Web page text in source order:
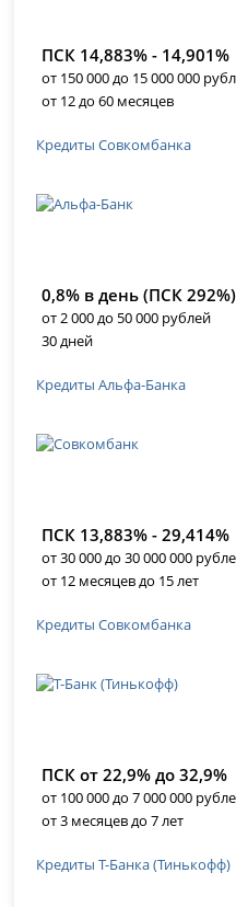
ПСК 14,883% - 14,901%
от 150 000 до 15 000 000
от 12 до 60 месяцев
Кредиты Совкомбанка
0,8% в день (ПСК 292%)
от 2 000 до 50 000 рублей
30 дней
Кредиты Альфа-Банка
ПСК 13,883% - 29,414%
от 30 000 до 30 000 000
от 12 месяцев до 15 лет
Кредиты Совкомбанка
ПСК от 22,9% до 32,9%
от 100 000 до 7 000 000
от 3 месяцев до 7 лет
Кредиты Т-Банка (Тинькофф)